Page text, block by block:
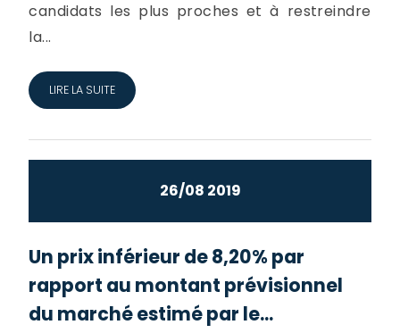
candidats les plus proches et à restreindre
la...
LIRE LA SUITE
26/08 2019
Un prix inférieur de 8,20% par
rapport au montant prévisionnel
du marché estimé par le...